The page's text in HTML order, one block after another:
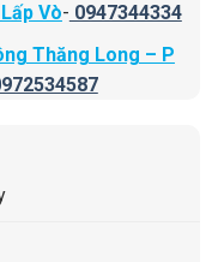
Vò- 0947344334
Thăng Long – P